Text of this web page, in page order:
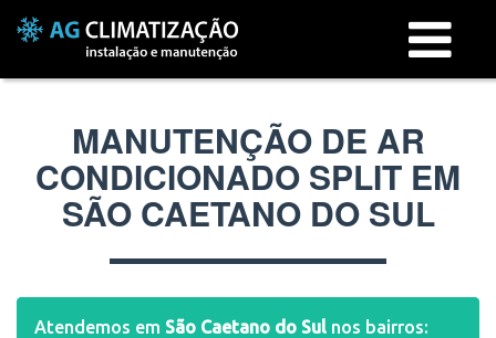
Menu
MANUTENÇÃO DE AR
CONDICIONADO SPLIT EM
SÃO CAETANO DO SUL
Atendemos em São Caetano do Sul nos bairros: